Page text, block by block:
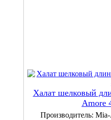
Халат шелковый
Amore
Производитель: